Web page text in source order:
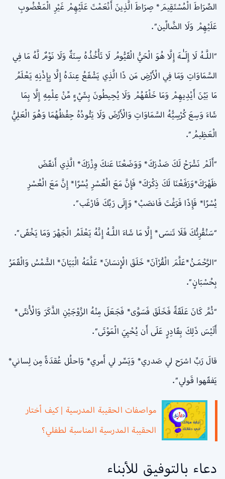
الصِّرَاطَ الْمُسْتَقِيمَ* صِرَاطَ الَّذِينَ أَنْعَمْتَ عَلَيْهِمْ غَيْرِ الْمَغْضُوبِ
عَلَيْهِمْ وَلَا الضَّالِّين”.
“اللَّـهُ لَا إِلَـٰهَ إِلَّا هُوَ الْحَيُّ الْقَيُّومُ لَا تَأْخُذُهُ سِنَةٌ وَلَا نَوْمٌ لَّهُ مَا فِي
السَّمَاوَاتِ وَمَا فِي الْأَرْضِ مَن ذَا الَّذِي يَشْفَعُ عِندَهُ إِلَّا بِإِذْنِهِ يَعْلَمُ
مَا بَيْنَ أَيْدِيهِمْ وَمَا خَلْفَهُمْ وَلَا يُحِيطُونَ بِشَيْءٍ مِّنْ عِلْمِهِ إِلَّا بِمَا
شَاءَ وَسِعَ كُرْسِيُّهُ السَّمَاوَاتِ وَالْأَرْضَ وَلَا يَئُودُهُ حِفْظُهُمَا وَهُوَ الْعَلِيُّ
الْعَظِيمُ”.
“أَلَمْ نَشْرَحْ لَكَ صَدْرَكَ* وَوَضَعْنَا عَنكَ وِزْرَكَ* الَّذِي أَنقَضَ
ظَهْرَكَ*وَرَفَعْنَا لَكَ ذِكْرَكَ* فَإِنَّ مَعَ الْعُسْرِ يُسْرًا* إِنَّ مَعَ الْعُسْرِ
يُسْرًا* فَإِذَا فَرَغْتَ فَانصَبْ* وَإِلَى رَبِّكَ فَارْغَب”.
“سَنُقْرِئُكَ فَلَا تَنسَى* إِلَّا مَا شَاءَ اللَّـهُ إِنَّهُ يَعْلَمُ الْجَهْرَ وَمَا يَخْفَى”.
“الرَّحْمَـنُ*عَلَّمَ الْقُرْآنَ* خَلَقَ الْإِنسَانَ* عَلَّمَهُ الْبَيَانَ* الشَّمْسُ وَالْقَمَرُ
بِحُسْبَانٍ”.
“ثُمَّ كَانَ عَلَقَةً فَخَلَقَ فَسَوَّى* فَجَعَلَ مِنْهُ الزَّوْجَيْنِ الذَّكَرَ وَالْأُنثَى*
أَلَيْسَ ذَلِكَ بِقَادِرٍ عَلَى أَن يُحْيِيَ الْمَوْتَى”.
قالَ رَبِّ اشرَح لي صَدري* وَيَسِّر لي أَمري* وَاحلُل عُقدَةً مِن لِساني*
يَفقَهوا قَولي”.
مواصفات الحقيبة المدرسية | كيف أختار
الحقيبة المدرسية المناسبة لطفلي؟
دعاء بالتوفيق للأبناء